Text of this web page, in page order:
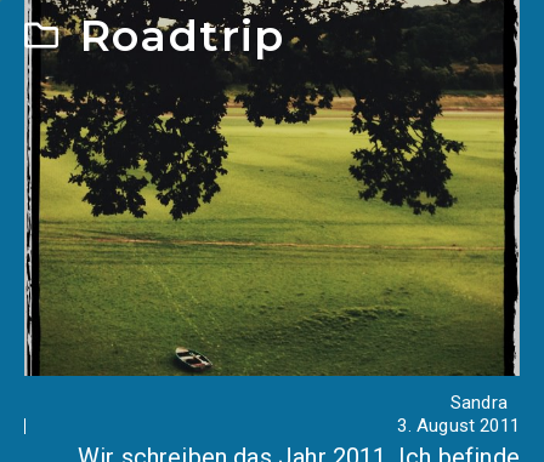
Roadtrip
Sandra
3. August 2011